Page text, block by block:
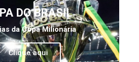
DO BRASIL
da Copa Milionária
Clique aqui